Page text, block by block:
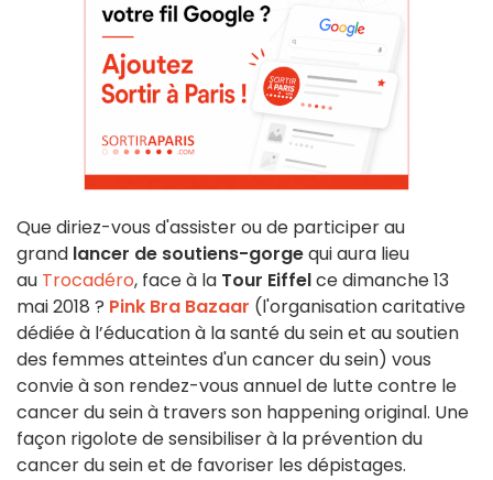
Que diriez-vous d'assister ou de participer au
grand lancer de soutiens-gorgequi aura lieu
au Trocadéro, face à la Tour Eiffelce dimanche 13
mai 2018 ? Pink Bra Bazaar (l'organisation caritative
dédiée à l’éducation à la santé du sein et au soutien
des femmes atteintes d'un cancer du sein) vous
convie à son rendez-vous annuel de lutte contre le
cancer du sein à travers son happening original. Une
façon rigolote de sensibiliser à la prévention du
cancer du sein et de favoriser les dépistages.